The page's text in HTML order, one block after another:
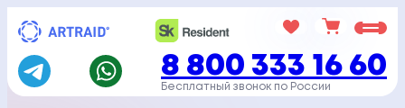
Перейти
содержимому
8 800 333 16 60
Бесплатный звонок по России